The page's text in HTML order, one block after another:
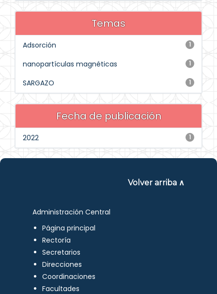
Temas
1
Adsorción
1
nanopartículas magnéticas
1
SARGAZO
Fecha de publicación
1
2022
Volver arriba ∧
Administración Central
Página principal
Rectoría
Secretarios
Direcciones
Coordinaciones
Facultades